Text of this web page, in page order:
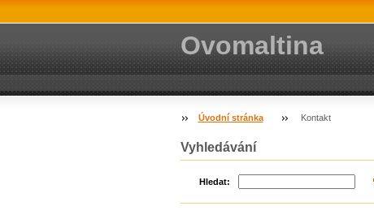
Ovomaltina
Úvodní stránka Kontakt
Vyhledávání
Hledat: